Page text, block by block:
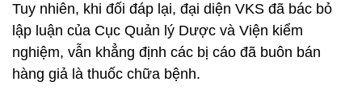
Tuy nhiên, khi đối đáp lại, đại diện VKS đã bác bỏ
lập luận của Cục Quản lý Dược và Viện kiểm
nghiệm, vẫn khẳng định các bị cáo đã buôn bán
hàng giả là thuốc chữa bệnh.